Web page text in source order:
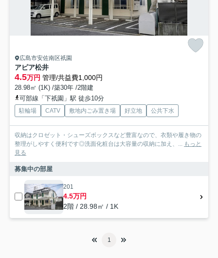
広島市安佐南区祇園
アピア松井
4.5万円 管理/共益費1,000円
28.98㎡ (1K) /築30年 /2階建
可部線「下祇園」駅 徒歩10分
駐輪場 CATV 敷地内ごみ置き場 好立地 公共下水
収納はクロゼット・シューズボックスなど豊富なので、衣類や履き物の
整理がしやすく便利です◎洗面化粧台は大容量の収納に加え、...
もっと
見る
募集中の部屋
201
4.5万円
2階 / 28.98㎡ / 1K
1